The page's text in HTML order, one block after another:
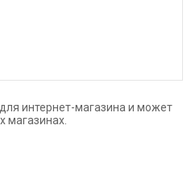
интернет-магазина и может
магазинах.